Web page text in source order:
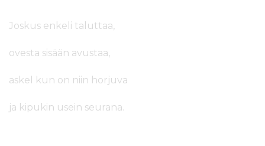
Joskus enkeli taluttaa,
ovesta sisään avustaa,
askel kun on niin horjuva
ja kipukin usein seurana.